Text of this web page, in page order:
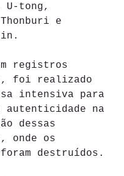
U-tong,
e
registros
foi realizado
intensiva para
na
dessas
onde os
destruídos.